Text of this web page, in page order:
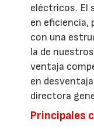
eléctricos. El
en eficiencia,
con una
la de
ventaja
en
directora
Principales